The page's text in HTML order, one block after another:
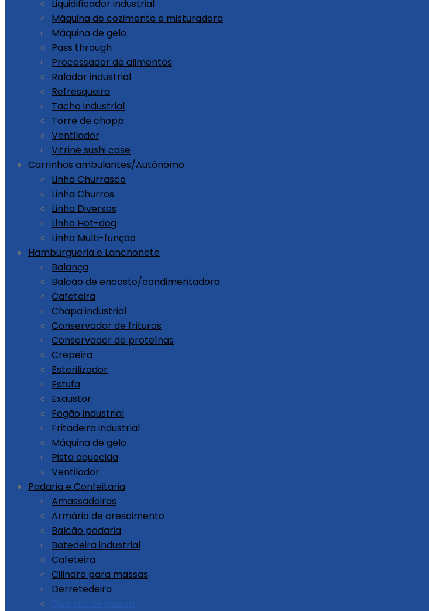
Liquidificador industrial
Máquina de cozimento e misturadora
Máquina de gelo
Pass through
Processador de alimentos
Ralador industrial
Refresqueira
Tacho industrial
Torre de chopp
Ventilador
Vitrine sushi case
Carrinhos ambulantes/Autônomo
Linha Churrasco
Linha Churros
Linha Diversos
Linha Hot-dog
Linha Multi-função
Hamburgueria e Lanchonete
Balança
Balcão de encosto/condimentadora
Cafeteira
Chapa industrial
Conservador de frituras
Conservador de proteínas
Crepeira
Esterilizador
Estufa
Exaustor
Fogão industrial
Fritadeira industrial
Máquina de gelo
Pista aquecida
Ventilador
Padaria e Confeitaria
Amassadeiras
Armário de crescimento
Balcão padaria
Batedeira industrial
Cafeteira
Cilindro para massas
Derretedeira